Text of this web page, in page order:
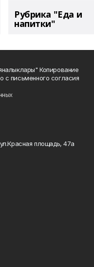
Рубрика "Еда и
напитки"
Копирование
с письменного согласия
площадь, 47а